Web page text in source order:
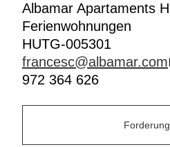
Albamar Apartaments
Ferienwohnungen
HUTG-005301
francesc@albamar.com
972 364 626
Forderung